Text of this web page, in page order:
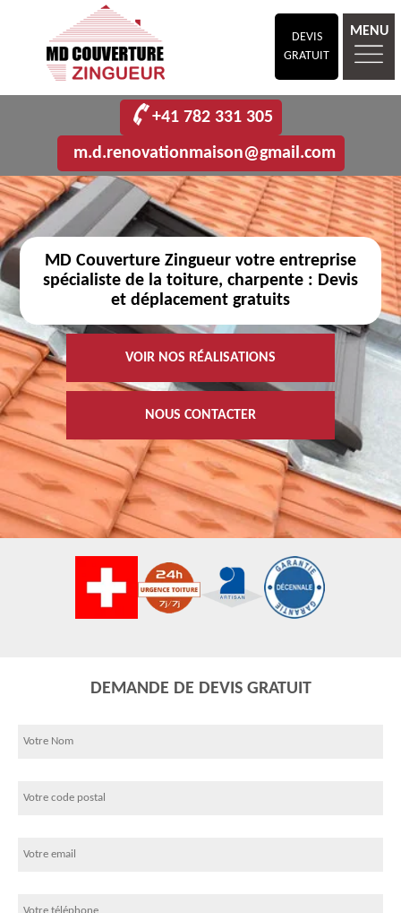
DEVIS
GRATUIT
MENU
+41 782 331 305
m.d.renovationmaison@gmail.com
MD Couverture Zingueur votre entreprise
spécialiste de la toiture, charpente : Devis
et déplacement gratuits
VOIR NOS RÉALISATIONS
NOUS CONTACTER
DEMANDE DE DEVIS GRATUIT